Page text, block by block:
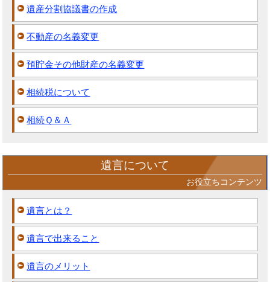
遺産分割協議書の作成
不動産の名義変更
預貯金その他財産の名義変更
相続税について
相続Ｑ＆Ａ
遺言について
お役立ちコンテンツ
遺言とは？
遺言で出来ること
遺言のメリット